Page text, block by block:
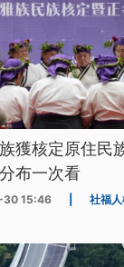
獲核定原住民
布一次看
15:46 社福